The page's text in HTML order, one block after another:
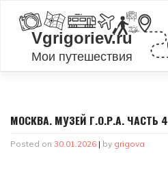
content
МОСКВА. МУЗЕЙ Г.О.Р.А. ЧАСТЬ 4
Posted on 30.01.2026 | by grigova